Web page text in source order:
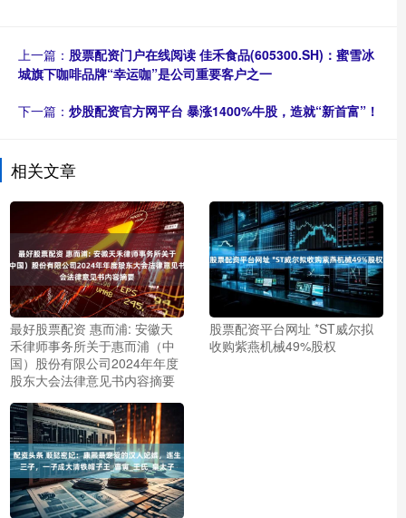
上一篇： 股票配资门户在线阅读 佳禾食品(605300.SH)：蜜雪冰
城旗下咖啡品牌“幸运咖”是公司重要客户之一
下一篇： 炒股配资官方网平台 暴涨1400%牛股，造就“新首富”！
相关文章
最好股票配资 惠而浦: 安徽天
禾律师事务所关于惠而浦（中
国）股份有限公司2024年年度
股东大会法律意见书内容摘要
股票配资平台网址 *ST威尔拟
收购紫燕机械49%股权